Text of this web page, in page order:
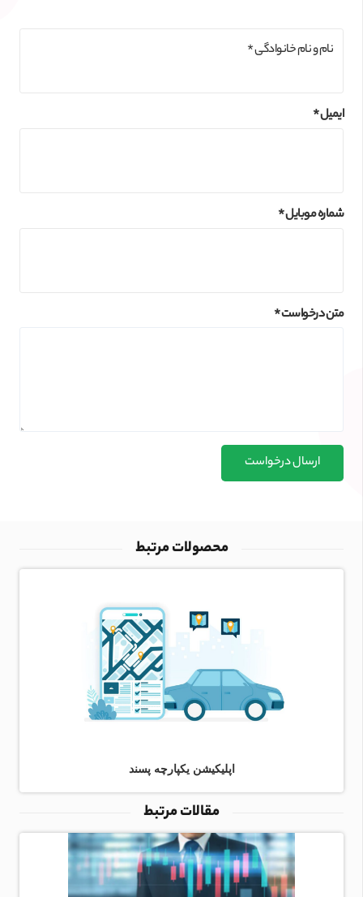
نام و نام خانوادگی *
ایمیل *
شماره موبایل *
متن درخواست *
ارسال درخواست
محصولات مرتبط
اپلیکیشن یکپارچه پسند
مقالات مرتبط